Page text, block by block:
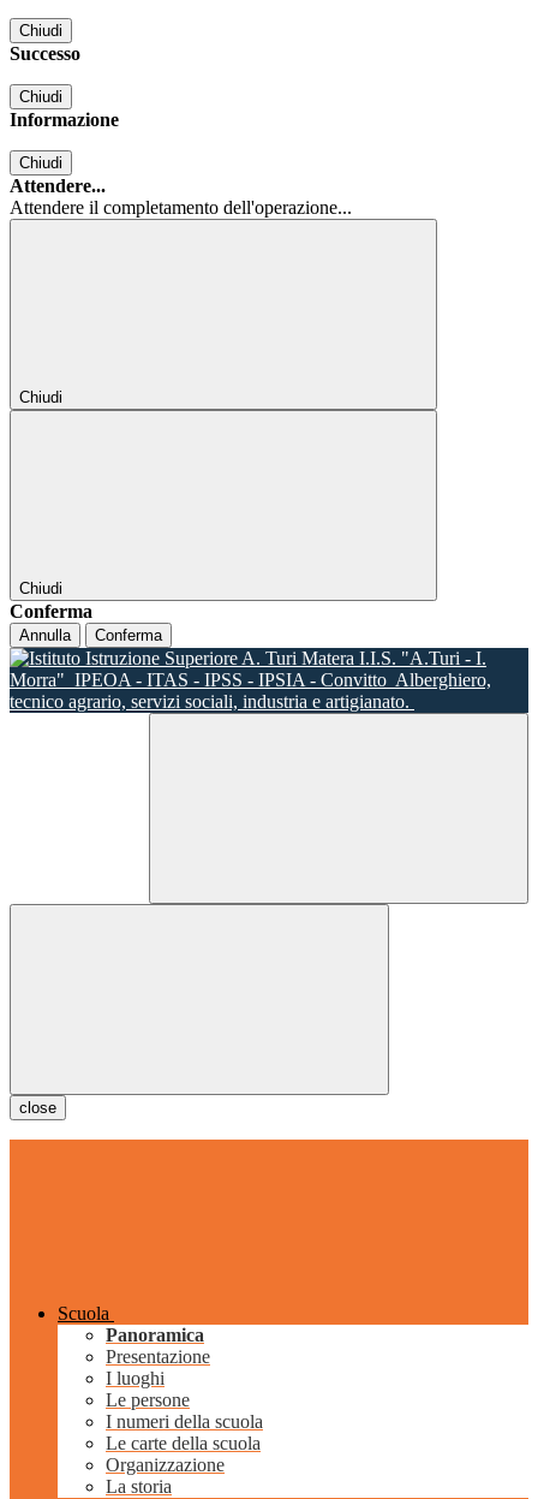
Chiudi
Successo
Chiudi
Informazione
Chiudi
Attendere...
Attendere il completamento dell'operazione...
Chiudi
Chiudi
Conferma
Annulla Conferma
I.I.S. "A.Turi - I.
Morra" IPEOA - ITAS - IPSS - IPSIA - Convitto Alberghiero,
tecnico agrario, servizi sociali, industria e artigianato.
close
Scuola
Panoramica
Presentazione
I luoghi
Le persone
I numeri della scuola
Le carte della scuola
Organizzazione
La storia